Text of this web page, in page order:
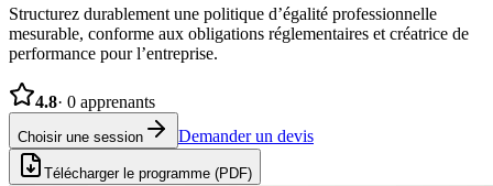
Structurez durablement une politique d’égalité professionnelle
mesurable, conforme aux obligations réglementaires et créatrice de
performance pour l’entreprise.
4.8· 0 apprenants
Choisir une session Demander un devis
Télécharger le programme (PDF)